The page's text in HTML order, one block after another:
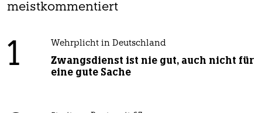
meistkommentiert
1 Wehrplicht in Deutschland
Zwangsdienst ist nie gut, auch nicht für
eine gute Sache